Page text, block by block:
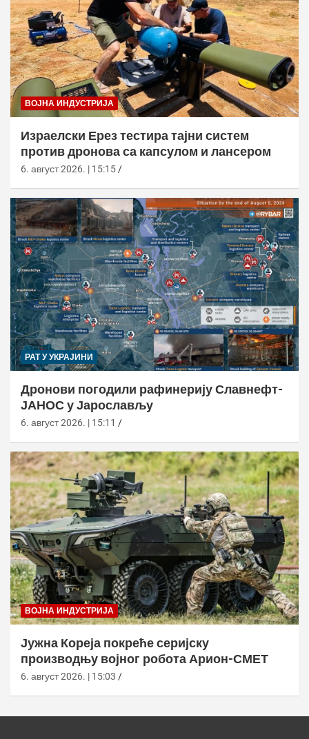
ВОЈНА ИНДУСТРИЈА
Израелски Ерез тестира тајни систем
против дронова са капсулом и лансером
6. август 2026. | 15:15
РАТ У УКРАЈИНИ
Дронови погодили рафинерију Славнефт-
ЈАНОС у Јарослављу
6. август 2026. | 15:11
ВОЈНА ИНДУСТРИЈА
Јужна Кореја покреће серијску
производњу војног робота Арион-СМЕТ
6. август 2026. | 15:03